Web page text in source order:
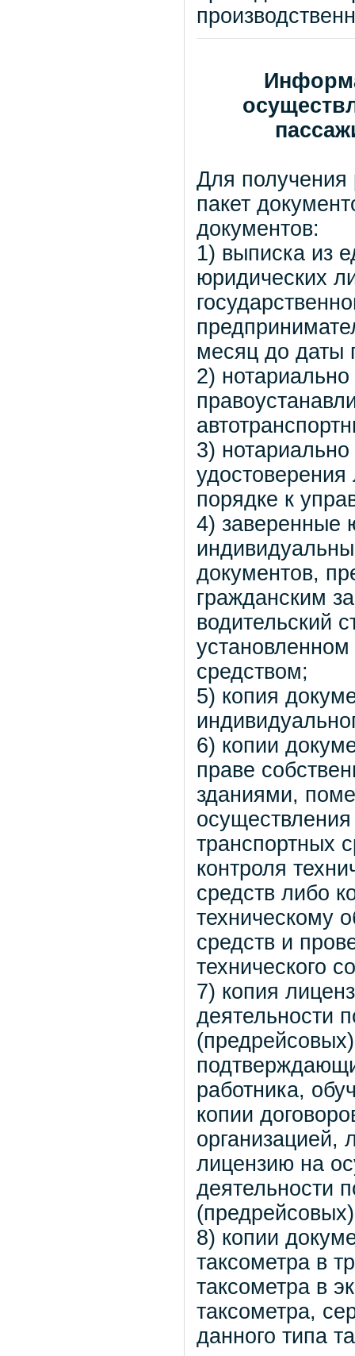
Для
пакет
документов:
1) выписка из
юридических
месяц до даты
2)
3) нотариально
порядке к
4) заверенные
документов,
гражданским
водительский
средством;
5) копия
6) копии
праве
зданиями,
транспортных
контроля
средств либо
техническому
средств и
технического
7) копия
деятельности
работника,
копии
организацией,
лицензию на
деятельности
8) копии
таксометра в
таксометра в
таксометра,
данного типа